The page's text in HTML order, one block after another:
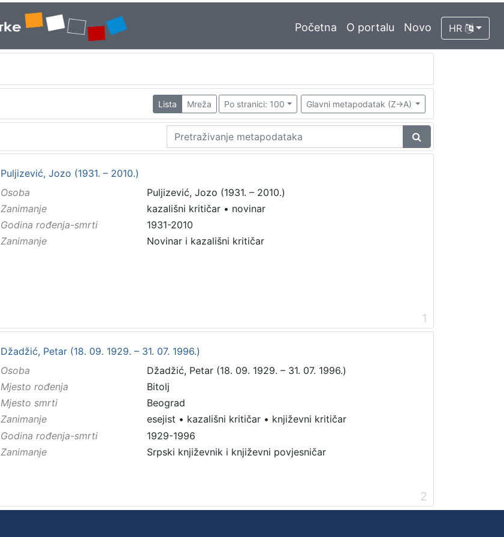
Početna O portalu Novo HR
Lista Mreža Po stranici: 100 Glavni metapodatak (Z->A)
Puljizević, Jozo (1931. – 2010.)
Osoba
Puljizević, Jozo (1931. – 2010.)
Zanimanje
kazališni kritičar • novinar
Godina rođenja-smrti
1931-2010
Zanimanje
Novinar i kazališni kritičar
1
Džadžić, Petar (18. 09. 1929. – 31. 07. 1996.)
Osoba
Džadžić, Petar (18. 09. 1929. – 31. 07. 1996.)
Mjesto rođenja
Bitolj
Mjesto smrti
Beograd
Zanimanje
esejist • kazališni kritičar • književni kritičar
Godina rođenja-smrti
1929-1996
Zanimanje
Srpski književnik i književni povjesničar
2